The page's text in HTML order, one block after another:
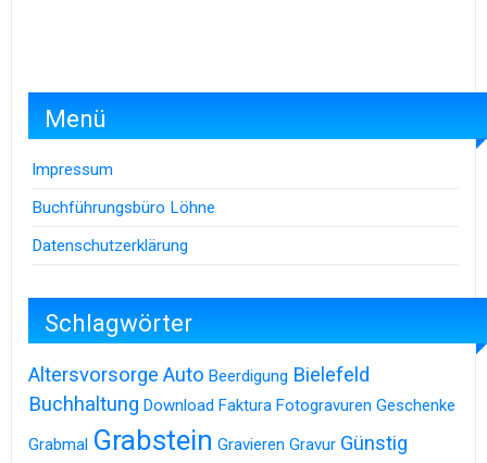
Menü
Impressum
Buchführungsbüro Löhne
Datenschutzerklärung
Schlagwörter
Altersvorsorge Auto Beerdigung Bielefeld
Buchhaltung Download Faktura Fotogravuren Geschenke
Grabmal Grabstein Gravieren Gravur Günstig